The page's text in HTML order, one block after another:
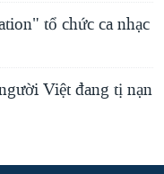
tổ chức ca nhạc
Việt đang tị nạn